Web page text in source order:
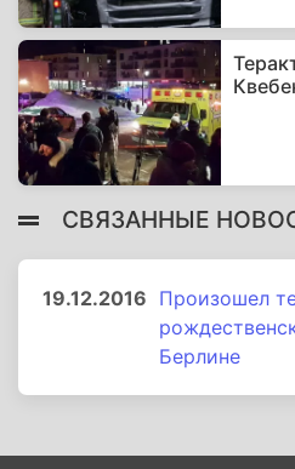
СВЯЗАННЫЕ
19.12.2016 Произошел
Берлине